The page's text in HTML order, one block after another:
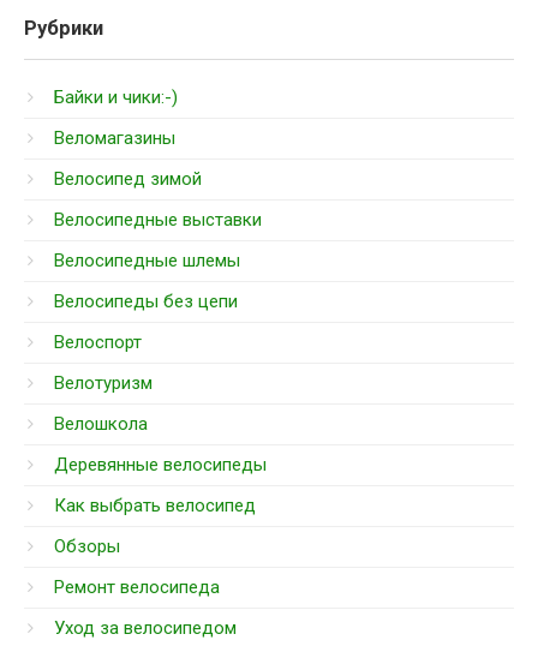
Рубрики
Байки и чики:-)
Веломагазины
Велосипед зимой
Велосипедные выставки
Велосипедные шлемы
Велосипеды без цепи
Велоспорт
Велотуризм
Велошкола
Деревянные велосипеды
Как выбрать велосипед
Обзоры
Ремонт велосипеда
Уход за велосипедом